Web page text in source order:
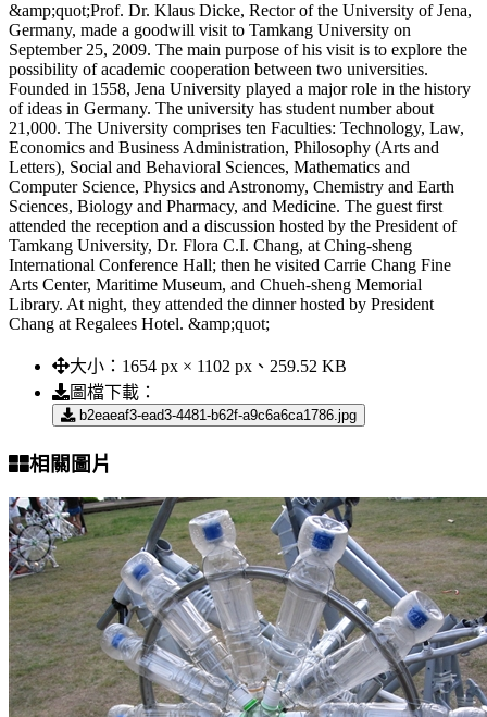
&amp;quot;Prof. Dr. Klaus Dicke, Rector of the University of Jena,
Germany, made a goodwill visit to Tamkang University on
September 25, 2009. The main purpose of his visit is to explore the
possibility of academic cooperation between two universities.
Founded in 1558, Jena University played a major role in the history
of ideas in Germany. The university has student number about
21,000. The University comprises ten Faculties: Technology, Law,
Economics and Business Administration, Philosophy (Arts and
Letters), Social and Behavioral Sciences, Mathematics and
Computer Science, Physics and Astronomy, Chemistry and Earth
Sciences, Biology and Pharmacy, and Medicine. The guest first
attended the reception and a discussion hosted by the President of
Tamkang University, Dr. Flora C.I. Chang, at Ching-sheng
International Conference Hall; then he visited Carrie Chang Fine
Arts Center, Maritime Museum, and Chueh-sheng Memorial
Library. At night, they attended the dinner hosted by President
Chang at Regalees Hotel. &amp;quot;
大小： 1654 px × 1102 px、259.52 KB
圖檔下載：
b2eaeaf3-ead3-4481-b62f-a9c6a6ca1786.jpg
相關圖片